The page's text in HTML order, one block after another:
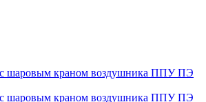
с шаровым краном воздушника ППУ ПЭ
с шаровым краном воздушника ППУ ПЭ